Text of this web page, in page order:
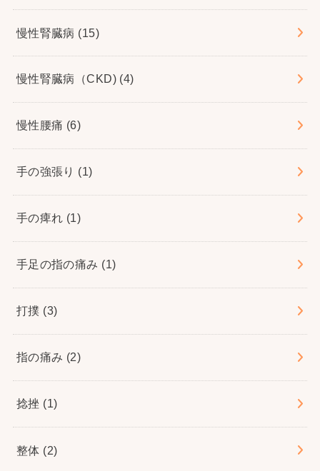
慢性腎臓病 (15)
慢性腎臓病（CKD) (4)
慢性腰痛 (6)
手の強張り (1)
手の痺れ (1)
手足の指の痛み (1)
打撲 (3)
指の痛み (2)
捻挫 (1)
整体 (2)